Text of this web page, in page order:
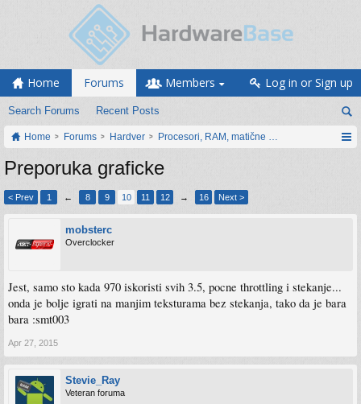
Home Forums
Search Forums Recent Posts
Members Log in or Sign up
Home Forums Hardver Procesori, RAM, matične ploče i grafičke
Preporuka graficke
< Prev 1 ← 8 9 10 11 12 → 16 Next >
mobsterc
Overclocker
Jest, samo sto kada 970 iskoristi svih 3.5, pocne throttling i stekanje...
onda je bolje igrati na manjim teksturama bez stekanja, tako da je bara
bara :smt003
Apr 27, 2015
Stevie_Ray
Veteran foruma